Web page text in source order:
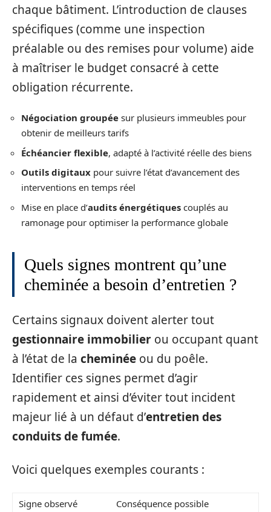
chaque bâtiment. L’introduction de clauses
spécifiques (comme une inspection
préalable ou des remises pour volume) aide
à maîtriser le budget consacré à cette
obligation récurrente.
Négociation groupée sur plusieurs immeubles pour
obtenir de meilleurs tarifs
Échéancier flexible, adapté à l’activité réelle des biens
Outils digitaux pour suivre l’état d’avancement des
interventions en temps réel
Mise en place d’audits énergétiques couplés au
ramonage pour optimiser la performance globale
Quels signes montrent qu’une
cheminée a besoin d’entretien ?
Certains signaux doivent alerter tout
gestionnaire immobilier ou occupant quant
à l’état de la cheminée ou du poêle.
Identifier ces signes permet d’agir
rapidement et ainsi d’éviter tout incident
majeur lié à un défaut d’entretien des
conduits de fumée.
Voici quelques exemples courants :
Signe observé
Conséquence possible